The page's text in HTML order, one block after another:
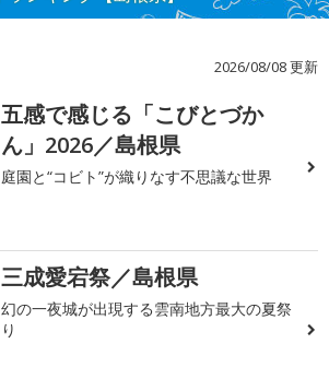
2026/08/08 更新
五感で感じる「こびとづか
ん」2026／島根県
庭園と“コビト”が織りなす不思議な世界
三成愛宕祭／島根県
幻の一夜城が出現する雲南地方最大の夏祭
り